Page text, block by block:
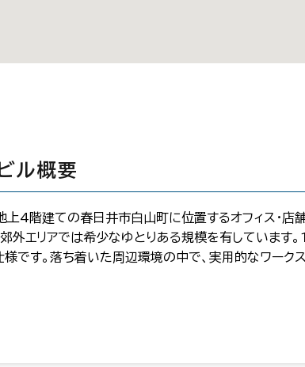
ル概要
上4階建ての春日井市白山町に位置するオフィス・店
エリアでは希少なゆとりある規模を有しています
です。落ち着いた周辺環境の中で、実用的なワーク